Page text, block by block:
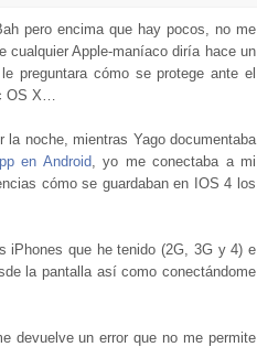
pero encima que hay pocos, no me
Apple-maníaco diría hace un
preguntara cómo se protege ante el
OS X…
la noche, mientras Yago documentaba
en Android, yo me conectaba a mi
cómo se guardaban en IOS 4 los
iPhones que he tenido (2G, 3G y 4) e
la pantalla así como conectándome
devuelve un error que no me permite